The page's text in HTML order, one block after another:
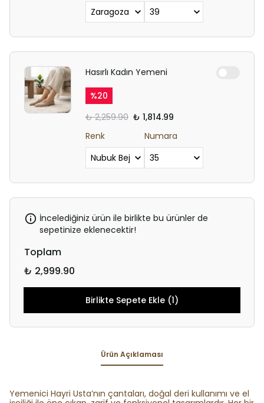
Hasırlı Kadın Yemeni
%20
₺ 2,259.90 ₺ 1,814.99
Renk
Numara
İncelediğiniz ürün ile birlikte bu ürünler de
sepetinize eklenecektir!
Toplam
₺ 2,999.90
Birlikte Sepete Ekle (1)
Ürün Açıklaması
Yemenici Hayri Usta’nın çantaları, doğal deri kullanımı ve el